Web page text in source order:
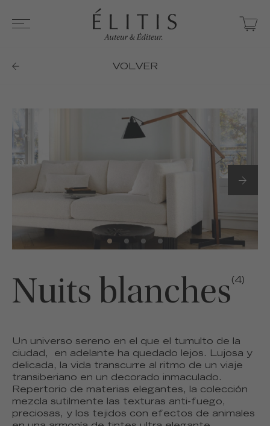
VOLVER
Nuits blanches(4)
Un universo sereno en el que el tumulto de la
ciudad, en adelante ha quedado lejos. Lujosa y
delicada, la vida transcurre al ritmo de un viaje
transiberiano en un decorado inmaculado.
Repertorio de materias elegantes, la colección
mezcla sutilmente las texturas anti-fuego,
preciosas, y los tejidos con efectos de animales